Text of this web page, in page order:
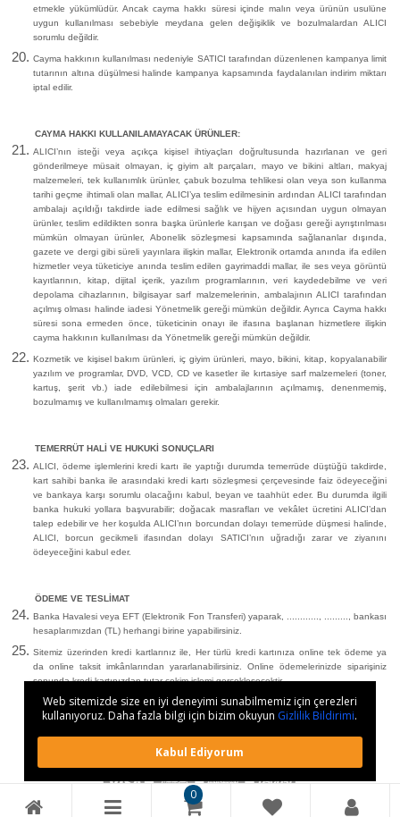
etmekle yükümlüdür. Ancak cayma hakkı süresi içinde malın veya ürünün usulüne
uygun kullanılması sebebiyle meydana gelen değişiklik ve bozulmalardan ALICI
sorumlu değildir.
Cayma hakkının kullanılması nedeniyle SATICI tarafından düzenlenen kampanya limit
tutarının altına düşülmesi halinde kampanya kapsamında faydalanılan indirim miktarı
iptal edilir.
CAYMA HAKKI KULLANILAMAYACAK ÜRÜNLER:
ALICI’nın isteği veya açıkça kişisel ihtiyaçları doğrultusunda hazırlanan ve geri
gönderilmeye müsait olmayan, iç giyim alt parçaları, mayo ve bikini altları, makyaj
malzemeleri, tek kullanımlık ürünler, çabuk bozulma tehlikesi olan veya son kullanma
tarihi geçme ihtimali olan mallar, ALICI’ya teslim edilmesinin ardından ALICI tarafından
ambalajı açıldığı takdirde iade edilmesi sağlık ve hijyen açısından uygun olmayan
ürünler, teslim edildikten sonra başka ürünlerle karışan ve doğası gereği ayrıştırılması
mümkün olmayan ürünler, Abonelik sözleşmesi kapsamında sağlananlar dışında,
gazete ve dergi gibi süreli yayınlara ilişkin mallar, Elektronik ortamda anında ifa edilen
hizmetler veya tüketiciye anında teslim edilen gayrimaddi mallar, ile ses veya görüntü
kayıtlarının, kitap, dijital içerik, yazılım programlarının, veri kaydedebilme ve veri
depolama cihazlarının, bilgisayar sarf malzemelerinin, ambalajının ALICI tarafından
açılmış olması halinde iadesi Yönetmelik gereği mümkün değildir. Ayrıca Cayma hakkı
süresi sona ermeden önce, tüketicinin onayı ile ifasına başlanan hizmetlere ilişkin
cayma hakkının kullanılması da Yönetmelik gereği mümkün değildir.
Kozmetik ve kişisel bakım ürünleri, iç giyim ürünleri, mayo, bikini, kitap, kopyalanabilir
yazılım ve programlar, DVD, VCD, CD ve kasetler ile kırtasiye sarf malzemeleri (toner,
kartuş, şerit vb.) iade edilebilmesi için ambalajlarının açılmamış, denenmemiş,
bozulmamış ve kullanılmamış olmaları gerekir.
TEMERRÜT HALİ VE HUKUKİ SONUÇLARI
ALICI, ödeme işlemlerini kredi kartı ile yaptığı durumda temerrüde düştüğü takdirde,
kart sahibi banka ile arasındaki kredi kartı sözleşmesi çerçevesinde faiz ödeyeceğini
ve bankaya karşı sorumlu olacağını kabul, beyan ve taahhüt eder. Bu durumda ilgili
banka hukuki yollara başvurabilir; doğacak masrafları ve vekâlet ücretini ALICI’dan
talep edebilir ve her koşulda ALICI’nın borcundan dolayı temerrüde düşmesi halinde,
ALICI, borcun gecikmeli ifasından dolayı SATICI’nın uğradığı zarar ve ziyanını
ödeyeceğini kabul eder.
ÖDEME VE TESLİMAT
Banka Havalesi veya EFT (Elektronik Fon Transferi) yaparak, ............, ........., bankası
hesaplarımızdan (TL) herhangi birine yapabilirsiniz.
Sitemiz üzerinden kredi kartlarınız ile, Her türlü kredi kartınıza online tek ödeme ya
da online taksit imkânlarından yararlanabilirsiniz. Online ödemelerinizde siparişiniz
sonunda kredi kartınızdan tutar çekim işlemi gerçekleşecektir.
0
Web sitemizde size en iyi deneyimi sunabilmemiz için çerezleri
kullanıyoruz. Daha fazla bilgi için bizim okuyun Gizlilik Bildirimi.
Kabul Ediyorum